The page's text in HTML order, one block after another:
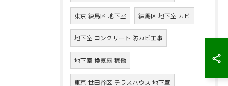
東京 練馬区 地下室 練馬区 地下室 カビ
地下室 コンクリート 防カビ工事
地下室 換気扇 稼働
東京 世田谷区 テラスハウス 地下室